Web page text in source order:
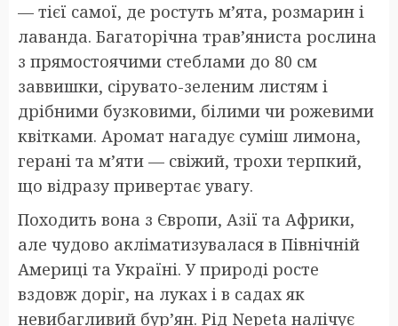
— тієї самої, де ростуть м’ята, розмарин і
лаванда. Багаторічна трав’яниста рослина
з прямостоячими стеблами до 80 см
заввишки, сірувато-зеленим листям і
дрібними бузковими, білими чи рожевими
квітками. Аромат нагадує суміш лимона,
герані та м’яти — свіжий, трохи терпкий,
що відразу привертає увагу.
Походить вона з Європи, Азії та Африки,
але чудово акліматизувалася в Північній
Америці та Україні. У природі росте
вздовж доріг, на луках і в садах як
невибагливий бур’ян. Рід Nepeta налічує